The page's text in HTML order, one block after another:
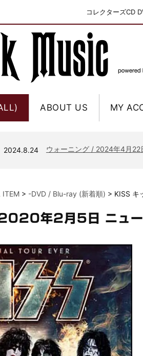
コレクターズCD
ABOUT US MY
2024.6.9 ジャーニー / 1979年5月8+9
2024.8.24 ウォーニング / 2024年4月22
スコーピオンズ / 2024年6月
2024.6.20 マネスキン / 2024年6月9日
2024.6.9
2024.6.9 ユーライア・ヒープ / 2023年8
2024.6.9 ジャーニー / 1979年5月8+9日
2024.11.9 NGHFB / 2024年7月28日 フジ
2024.8.24 ウォーニング / 2024年4月22
2024.6.24 ビリー・ジョエル / 2024年3
2024.6.24
リアム・ギャラガー / 2024年6月3日 カー
2024.6.24 スコーピオンズ / 2024年6月
ITEM > -DVD / Blu-ray (新着順) > KISS キ
年2月5日 ニュー